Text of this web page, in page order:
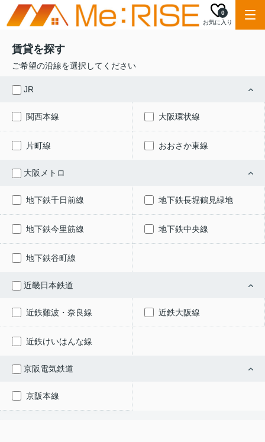
お気に入り
0
賃貸を探す
ご希望の沿線を選択してください
JR
関西本線 大阪環状線
片町線 おおさか東線
大阪メトロ
地下鉄千日前線 地下鉄長堀鶴見緑地
地下鉄今里筋線 地下鉄中央線
地下鉄谷町線
近畿日本鉄道
近鉄難波・奈良線 近鉄大阪線
近鉄けいはんな線
京阪電気鉄道
京阪本線